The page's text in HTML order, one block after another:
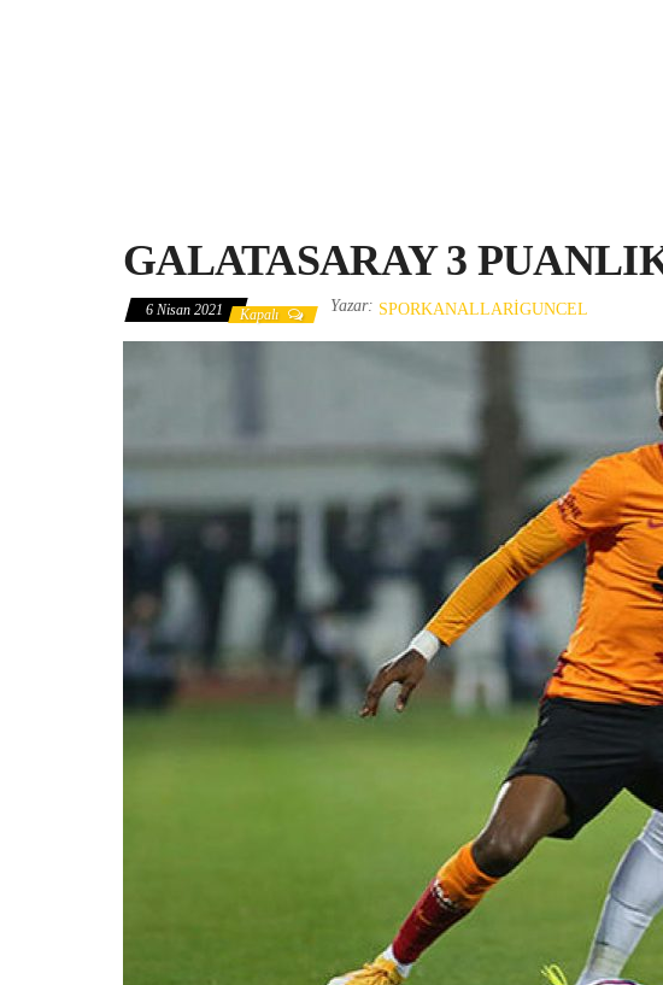
GALATASARAY 3
6 Nisan 2021 Kapalı Yazar: SPORKANALLARIGUNCEL